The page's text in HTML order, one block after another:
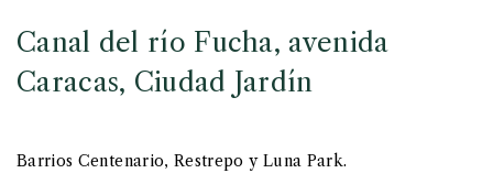
Canal del río Fucha, avenida
Caracas, Ciudad Jardín
Barrios Centenario, Restrepo y Luna Park.